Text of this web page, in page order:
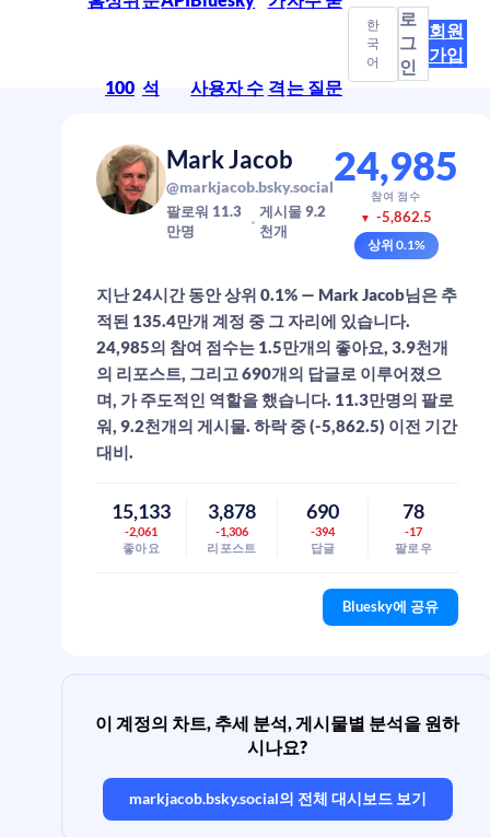
100 석 사용자 수 격는 질문
한
국
어
로
그
인
회원
가입
Mark Jacob
@markjacob.bsky.social
팔로워 11.3
만명
게시물9.2
천개
24,985
참여 점수
▼ -5,862.5
상위 0.1%
지난 24시간 동안 상위 0.1% — Mark Jacob님은 추
적된 135.4만개 계정 중 그 자리에 있습니다.
24,985의 참여 점수는 1.5만개의 좋아요, 3.9천개
의 리포스트, 그리고 690개의 답글로 이루어졌으
며, 가 주도적인 역할을 했습니다. 11.3만명의 팔로
워, 9.2천개의 게시물. 하락 중 (-5,862.5) 이전 기간
대비.
15,133
-2,061
좋아요
3,878
-1,306
리포스트
690
-394
답글
78
-17
팔로우
Bluesky에 공유
이 계정의 차트, 추세 분석, 게시물별 분석을 원하
시나요?
markjacob.bsky.social의 전체 대시보드 보기